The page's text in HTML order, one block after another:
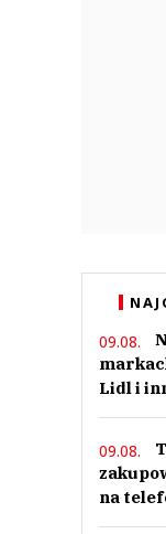
09.08.
Lidl i
09.08.
na